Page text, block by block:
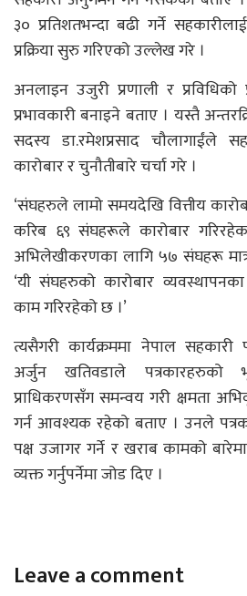
३० प्रतिशतभन्दा बढी गर्ने
प्रक्रिया सुरु गरिएको उल्लेख गरे ।
अनलाइन उजुरी प्रणाली र प्रविधिको
प्रभावकारी बनाइने बताए । यस्तै
सदस्य डा.रमेशप्रसाद चौलागाईंले
कारोबार र चुनौतीबारे चर्चा गरे ।
‘संघहरुले लामो समयदेखि वित्तीय
करिब ६९ संघहरूले कारोबार
अभिलेखीकरणका लागि ५७ संघहरू
‘यी संघहरुको कारोबार
काम गरिरहेको छ ।’
त्यसैगरी कार्यक्रममा नेपाल सहकारी
अर्जुन खतिवडाले पत्रकारहरुको
प्राधिकरणसँग समन्वय गरी क्षमता
गर्न आवश्यक रहेको बताए । उनले
पक्ष उजागर गर्ने र खराब कामको बारेमा
व्यक्त गर्नुपर्नेमा जोड दिए ।
Leave a comment